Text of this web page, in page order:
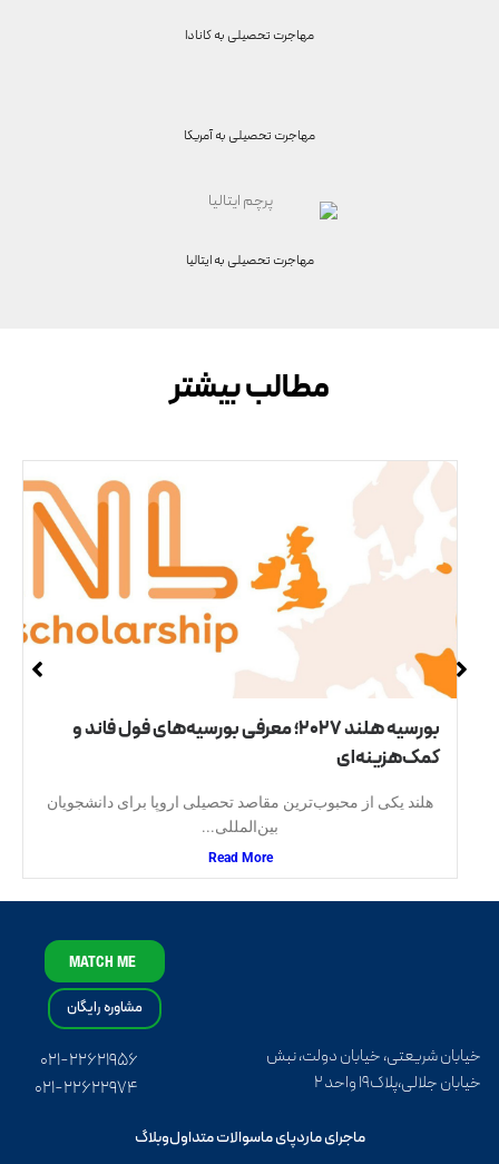
مهاجرت تحصیلی بهکانادا
مهاجرت تحصیلی بهآمریکا
مهاجرت تحصیلی بهایتالیا
مطالب بیشتر
بورسیه هلند ۲۰۲۷؛ معرفی بورسیه‌های فول فاند و
کمک‌هزینه‌ای
هلند یکی از محبوب‌ترین مقاصد تحصیلی اروپا برای دانشجویان
بین‌المللی...
Read More
MATCH ME
مشاوره رایگان
خیابان شریعتی، خیابان دولت، نبش
خیابان جلالی،پلاک۱۹ واحد ۲
۰۲۱-۲۲۶۲۱۹۵۶
۰۲۱-۲۲۶۲۲۹۷۴
ماجرای ماردپای ماسوالات متداولوبلاگ